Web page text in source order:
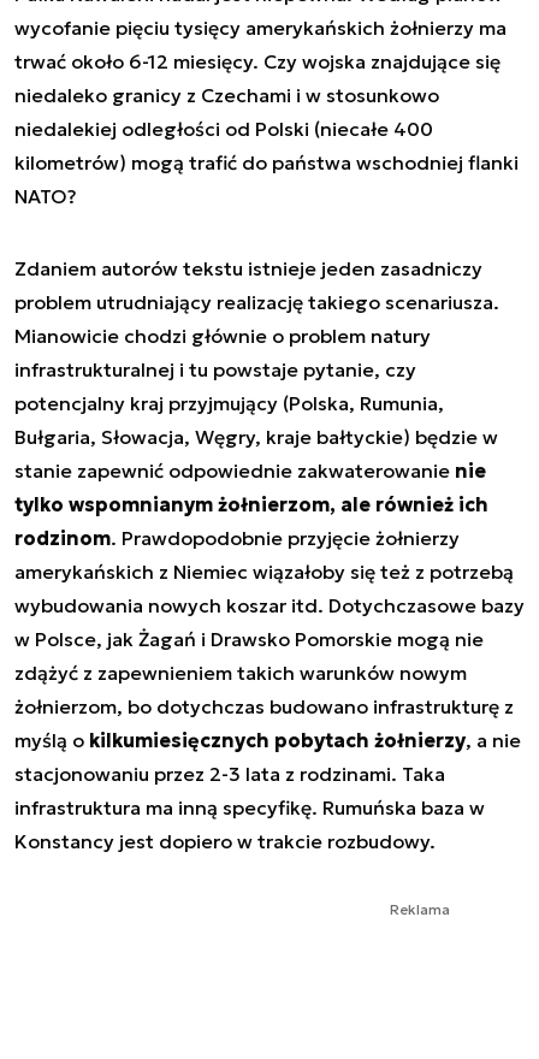
wycofanie pięciu tysięcy amerykańskich żołnierzy ma
trwać około 6-12 miesięcy. Czy wojska znajdujące się
niedaleko granicy z Czechami i w stosunkowo
niedalekiej odległości od Polski (niecałe 400
kilometrów) mogą trafić do państwa wschodniej flanki
NATO?
Zdaniem autorów tekstu istnieje jeden zasadniczy
problem utrudniający realizację takiego scenariusza.
Mianowicie chodzi głównie o problem natury
infrastrukturalnej i tu powstaje pytanie, czy
potencjalny kraj przyjmujący (Polska, Rumunia,
Bułgaria, Słowacja, Węgry, kraje bałtyckie) będzie w
stanie zapewnić odpowiednie zakwaterowanie nie
tylko wspomnianym żołnierzom, ale również ich
rodzinom. Prawdopodobnie przyjęcie żołnierzy
amerykańskich z Niemiec wiązałoby się też z potrzebą
wybudowania nowych koszar itd. Dotychczasowe bazy
w Polsce, jak Żagań i Drawsko Pomorskie mogą nie
zdążyć z zapewnieniem takich warunków nowym
żołnierzom, bo dotychczas budowano infrastrukturę z
myślą o kilkumiesięcznych pobytach żołnierzy, a nie
stacjonowaniu przez 2-3 lata z rodzinami. Taka
infrastruktura ma inną specyfikę. Rumuńska baza w
Konstancy jest dopiero w trakcie rozbudowy.
Reklama